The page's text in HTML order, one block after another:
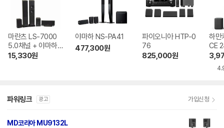
마란츠 LS-7000
5.0채널 + 야마하
AV리시버
15,330원
야마하 NS-PA41
477,300원
파이오니아 HTP-0
76
825,000원
하만
CE
파워링크 광고 가입신청
MD코리아 MU9132L